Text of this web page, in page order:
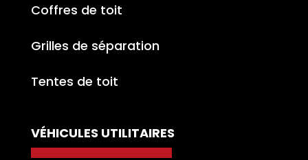
Coffres de toit
Grilles de séparation
Tentes de toit
VÉHICULES UTILITAIRES